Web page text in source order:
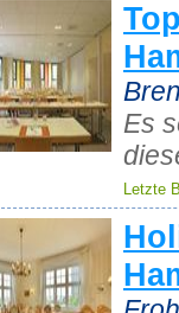
Es
Letzte